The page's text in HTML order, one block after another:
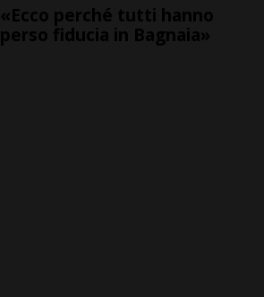
«Ecco perché tutti hanno
perso fiducia in Bagnaia»